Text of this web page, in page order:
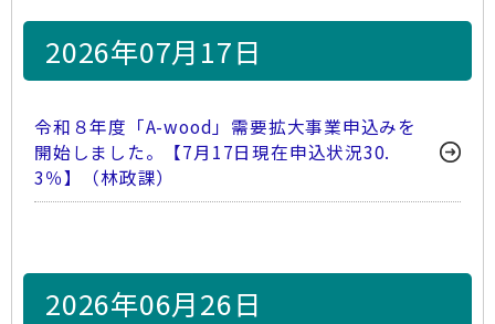
2026年07月17日
令和８年度「A-wood」需要拡大事業申込みを
開始しました。【7月17日現在申込状況30.
3％】（林政課）
2026年06月26日